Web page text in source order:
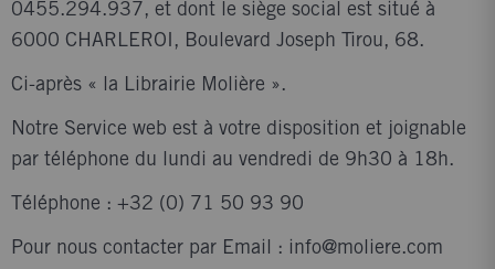
0455.294.937, et dont le siège social est situé à
6000 CHARLEROI, Boulevard Joseph Tirou, 68.
Ci-après « la Librairie Molière ».
Notre Service web est à votre disposition et joignable
par téléphone du lundi au vendredi de 9h30 à 18h.
Téléphone : +32 (0) 71 50 93 90
Pour nous contacter par Email : info@moliere.com